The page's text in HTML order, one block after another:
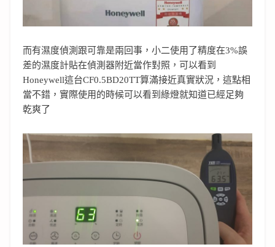
而有濕度偵測跟可靠是兩回事，小二使用了精度在3%誤
差的濕度計貼在偵測器附近當作對照，可以看到
Honeywell這台CF0.5BD20TT算滿接近真實狀況，這點相
當不錯，實際使用的時候可以看到綠燈就知道已經足夠
乾爽了